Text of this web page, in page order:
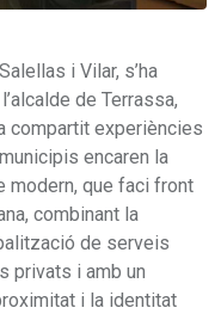
i Vilar, s’ha
de Terrassa,
compartit experiències
encaren la
modern, que faci front
combinant la
de serveis
privats i amb un
i la identitat